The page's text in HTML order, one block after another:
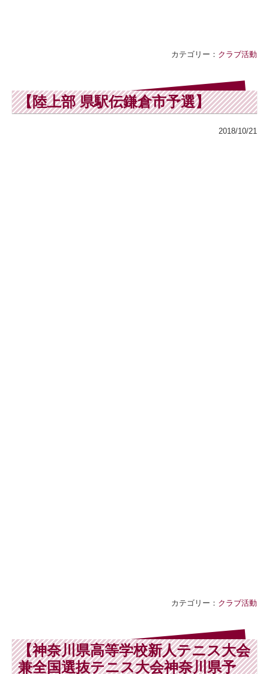
カテゴリー： クラブ活動
【陸上部 県駅伝鎌倉市予選】
2018/10/21
カテゴリー： クラブ活動
【神奈川県高等学校新人テニス大会
兼全国選抜テニス大会神奈川県予